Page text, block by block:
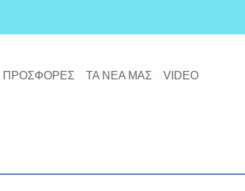
ΠΡΟΣΦΟΡΕΣ ΤΑ ΝΕΑ ΜΑΣ VIDEO